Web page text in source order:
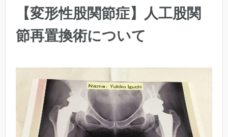
【変形性股関節症】人工股関
節再置換術について